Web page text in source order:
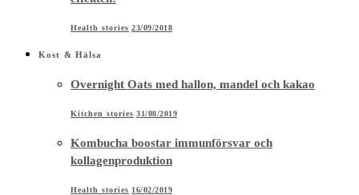
Health stories 23/09/2018
Kost & Hälsa
Overnight Oats med hallon, mandel och kakao
Kitchen stories 31/08/2019
Kombucha boostar immunförsvar och
kollagenproduktion
Health stories 16/02/2019